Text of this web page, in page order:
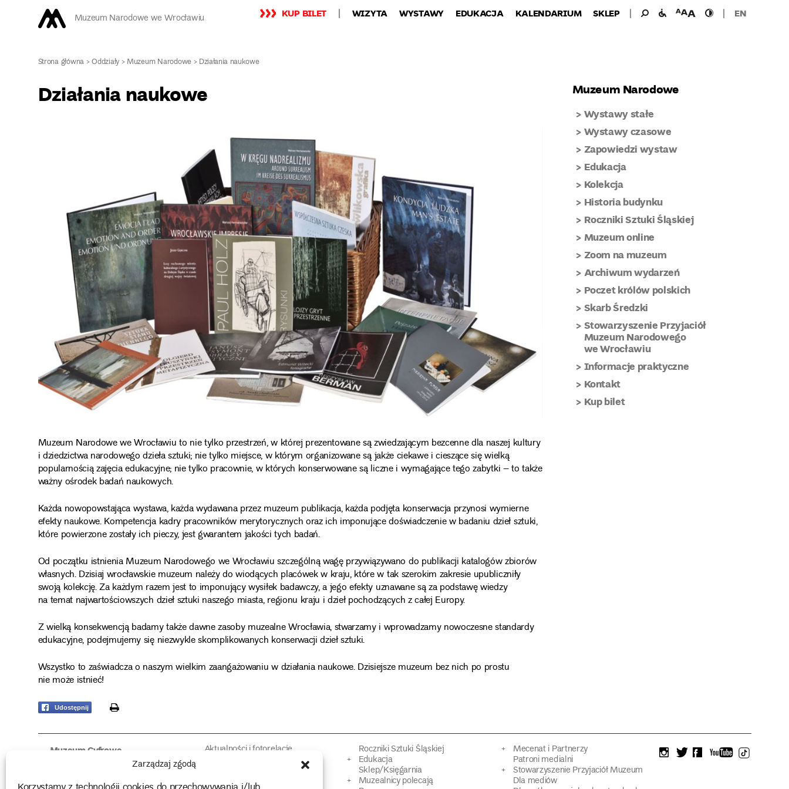
Zarządzaj zgodą
Muzeum Narodowe we Wrocławiu KUP BILET WIZYTA WYSTAWY EDUKACJA KALENDARIUM SKLEP Wyszukaj
Wyszukiwanie
dla:
udogodnieniawielkość
czcionki
wysoki
kontrast
EN
Strona główna>Oddziały>Muzeum Narodowe >Działania naukowe
Działania naukowe
Muzeum Narodowe we Wrocławiu to nie tylko przestrzeń, w której prezentowane są zwiedzającym bezcenne dla naszej kultury
i dziedzictwa narodowego dzieła sztuki; nie tylko miejsce, w którym organizowane są jakże ciekawe i cieszące się wielką
popularnością zajęcia edukacyjne; nie tylko pracownie, w których konserwowane są liczne i wymagające tego zabytki – to także
ważny ośrodek badań naukowych.
Każda nowopowstająca wystawa, każda wydawana przez muzeum publikacja, każda podjęta konserwacja przynosi wymierne
efekty naukowe. Kompetencja kadry pracowników merytorycznych oraz ich imponujące doświadczenie w badaniu dzieł sztuki,
które powierzone zostały ich pieczy, jest gwarantem jakości tych badań.
Od początku istnienia Muzeum Narodowego we Wrocławiu szczególną wagę przywiązywano do publikacji katalogów zbiorów
własnych. Dzisiaj wrocławskie muzeum należy do wiodących placówek w kraju, które w tak szerokim zakresie upubliczniły
swoją kolekcję. Za każdym razem jest to imponujący wysiłek badawczy, a jego efekty uznawane są za podstawę wiedzy
na temat najwartościowszych dzieł sztuki naszego miasta, regionu kraju i dzieł pochodzących z całej Europy.
Z wielką konsekwencją badamy także dawne zasoby muzealne Wrocławia, stwarzamy i wprowadzamy nowoczesne standardy
edukacyjne, podejmujemy się niezwykle skomplikowanych konserwacji dzieł sztuki.
Wszystko to zaświadcza o naszym wielkim zaangażowaniu w działania naukowe. Dzisiejsze muzeum bez nich po prostu
nie może istnieć!
Udostępnij print
Muzeum Narodowe
Wystawy stałe
Wystawy czasowe
Zapowiedzi wystaw
Edukacja
Kolekcja
Historia budynku
Roczniki Sztuki Śląskiej
Muzeum online
Zoom na muzeum
Archiwum wydarzeń
Poczet królów polskich
Skarb Średzki
Stowarzyszenie Przyjaciół
Muzeum Narodowego
we Wrocławiu
Informacje praktyczne
Kontakt
Kup bilet
Muzeum Cyfrowe
Użyczenia obiektów
Aktualności i fotorelacje
Muzealne rozmowy
Roczniki Sztuki Śląskiej
Edukacja
Sklep/Księgarnia
Muzealnicy polecają
Mecenat i Partnerzy
Patroni medialni
Stowarzyszenie Przyjaciół Muzeum
Dla mediów
instagram
twitterfacebookyoutube
tiktok